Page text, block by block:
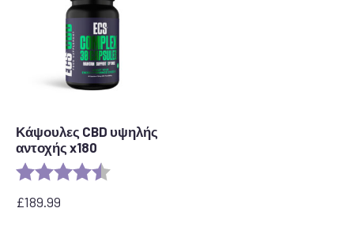
Κάψουλες CBD υψηλής
αντοχής x180
Rating:
£189.99